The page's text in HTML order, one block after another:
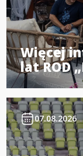
Więcej
lat ROD
07.08.2026